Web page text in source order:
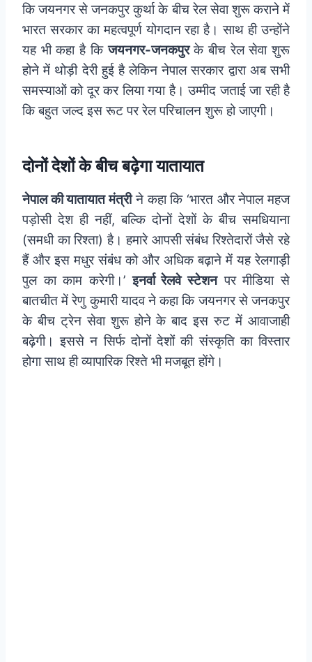
कि जयनगर से जनकपुर कुर्था के बीच रेल सेवा शुरू कराने में
भारत सरकार का महत्वपूर्ण योगदान रहा है। साथ ही उन्होंने
यह भी कहा है किजयनगर-जनकपुरके बीच रेल सेवा शुरू
होने में थोड़ी देरी हुई है लेकिन नेपाल सरकार द्वारा अब सभी
समस्याओं को दूर कर लिया गया है। उम्मीद जताई जा रही है
कि बहुत जल्द इस रूट पर रेल परिचालन शुरू हो जाएगी।
दोनों देशों के बीच बढ़ेगा यातायात
नेपाल की यातायात मंत्रीने कहा कि ‘भारत और नेपाल महज
पड़ोसी देश ही नहीं, बल्कि दोनों देशों के बीच समधियाना
(समधी का रिश्ता) है। हमारे आपसी संबंध रिश्तेदारों जैसे रहे
हैं और इस मधुर संबंध को और अधिक बढ़ाने में यह रेलगाड़ी
पुल का काम करेगी।’इनर्वा रेलवे स्टेशनपर मीडिया से
बातचीत में रेणु कुमारी यादव ने कहा कि जयनगर से जनकपुर
के बीच ट्रेन सेवा शुरू होने के बाद इस रुट में आवाजाही
बढ़ेगी। इससे न सिर्फ दोनों देशों की संस्कृति का विस्तार
होगा साथ ही व्यापारिक रिश्ते भी मजबूत होंगे।